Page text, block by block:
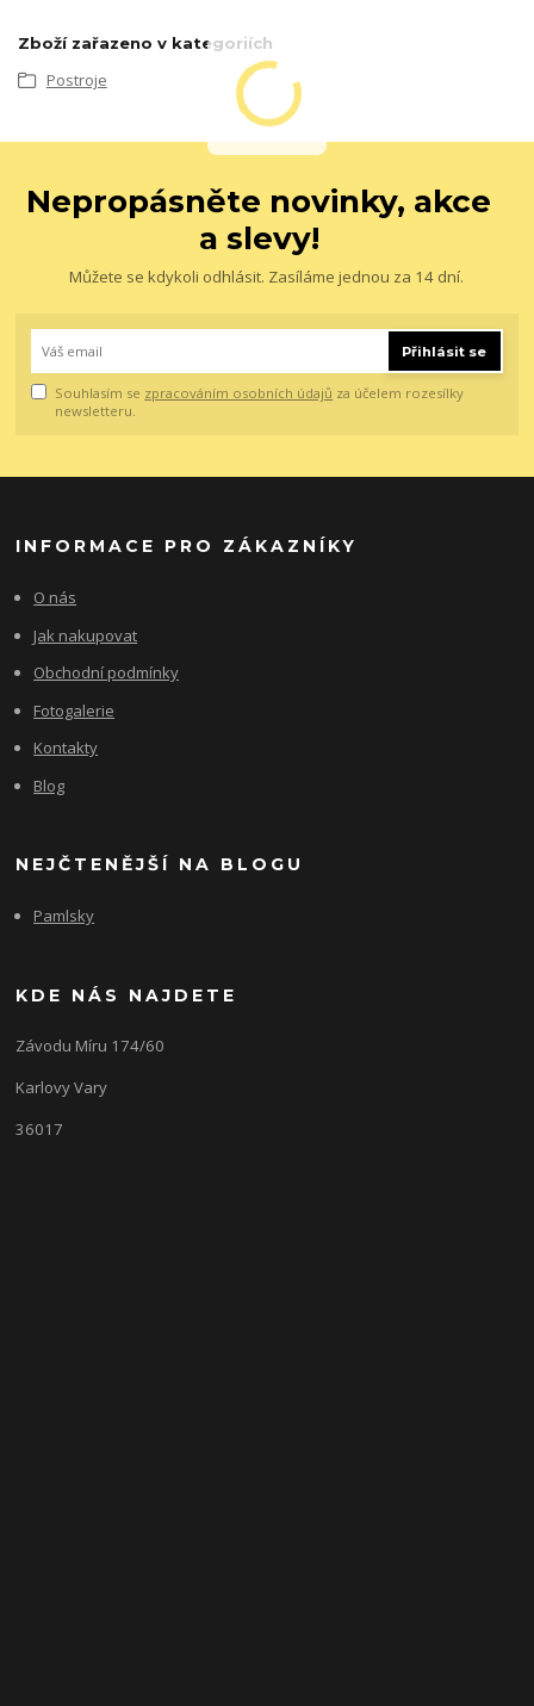
Zboží zařazeno v kategoriích
Postroje
Nepropásněte novinky, akce
a slevy!
Můžete se kdykoli odhlásit. Zasíláme jednou za 14 dní.
Přihlásit se
Souhlasím se zpracováním osobních údajů za účelem rozesílky
newsletteru.
INFORMACE PRO ZÁKAZNÍKY
O nás
Jak nakupovat
Obchodní podmínky
Fotogalerie
Kontakty
Blog
NEJČTENĚJŠÍ NA BLOGU
Pamlsky
KDE NÁS NAJDETE
Závodu Míru 174/60
Karlovy Vary
36017